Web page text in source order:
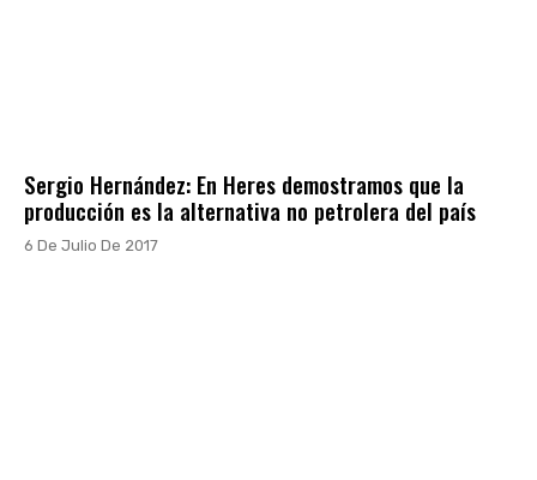
Sergio Hernández: En Heres demostramos que la
producción es la alternativa no petrolera del país
6 De Julio De 2017